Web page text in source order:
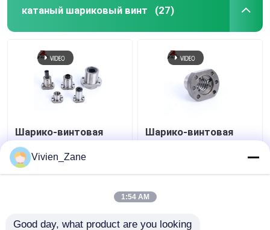
катаный шариковый винт (27)
Шарико-винтовая
передача 6000 мм
свернутого ТИПА SF
Шариковый винт с
Шарико-винтовая
передача UFD TYPE
резьбой
Vivien_Zane
1:54 AM
Good day, what product are you looking